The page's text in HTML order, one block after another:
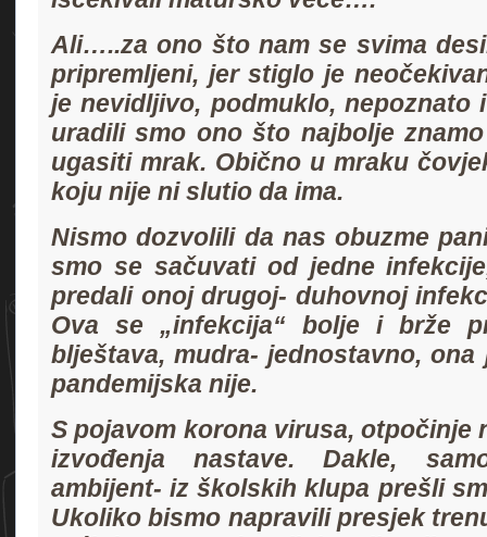
Ali…..za ono što nam se svima
pripremljeni, jer stiglo je
je nevidljivo, podmuklo, nepoznato
uradili smo ono što najbolje
ugasiti mrak. Obično u mraku
koju nije ni slutio da ima.
Nismo dozvolili da nas obuzme
smo se sačuvati od jedne
predali onoj drugoj- duhovnoj
Ova se „infekcija“ bolje i brže
blještava, mudra- jednostavno,
pandemijska nije.
S pojavom korona virusa, otpočinje
izvođenja nastave. Dakle,
ambijent- iz školskih klupa prešli
Ukoliko bismo napravili presjek